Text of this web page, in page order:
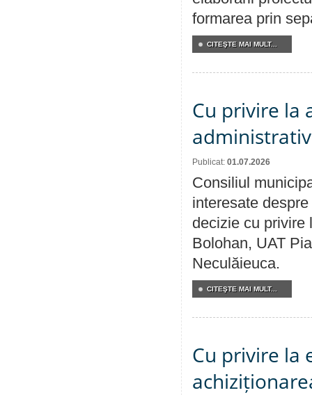
formarea prin
CITEŞTE MAI MULT...
Cu privire la
Publicat: 01.07.2026
Consiliul
interesate
decizie cu privire
Bolohan, UAT
Neculăieuca.
CITEŞTE MAI MULT...
Cu privire la